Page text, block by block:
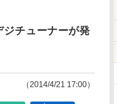
チューナーが発
（2014/4/21 17:00）